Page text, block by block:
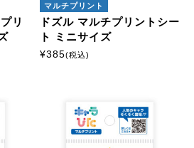
硬質ケース
リ
マルチプリント
ドズル マルチプリントシー
ト ミニサイズ
¥385(税込)